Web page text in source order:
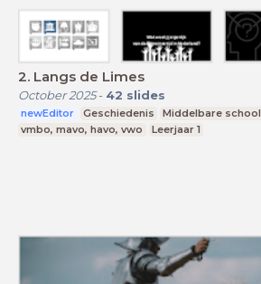
2. Langs de Limes
October 2025- 42 slides
newEditor Geschiedenis
Middelbare school
vmbo, mavo, havo, vwo
Leerjaar 1